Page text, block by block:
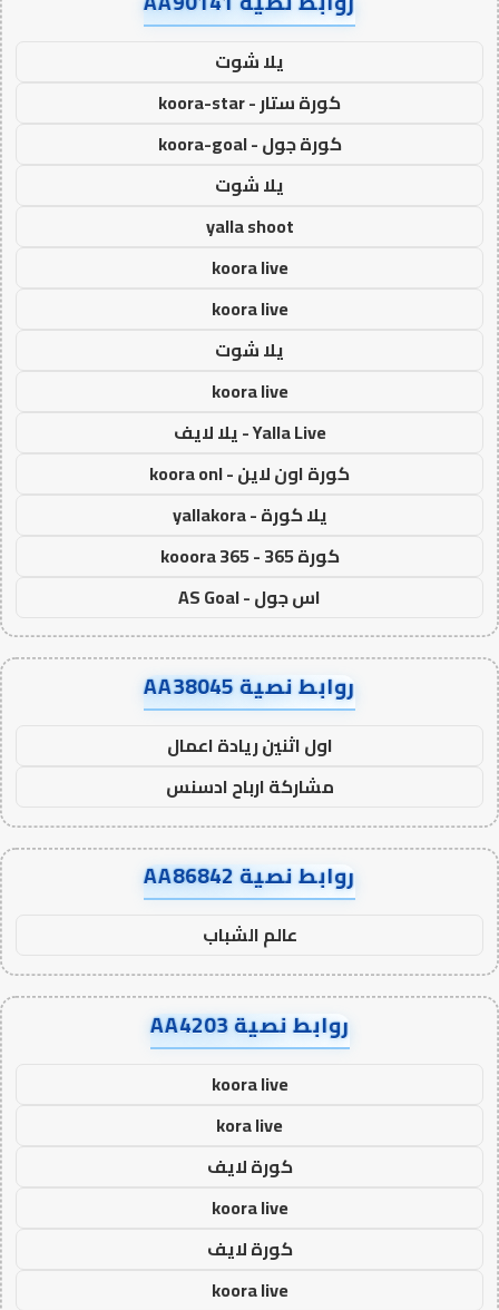
يلا شوت
كورة ستار - koora-star
كورة جول - koora-goal
يلا شوت
yalla shoot
koora live
koora live
يلا شوت
koora live
Yalla Live - يلا لايف
كورة اون لاين - koora onl
يلا كورة - yallakora
كورة 365 - kooora 365
اس جول - AS Goal
روابط نصية AA38045
اول اثنين ريادة اعمال
مشاركة ارباح ادسنس
روابط نصية AA86842
عالم الشباب
روابط نصية AA4203
koora live
kora live
كورة لايف
koora live
كورة لايف
koora live